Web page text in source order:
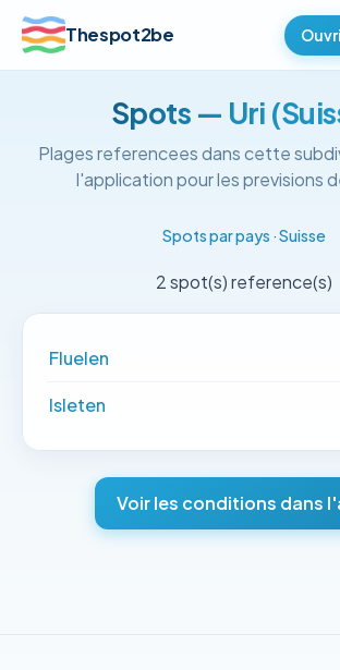
Thespot2be
Spots — Uri
Plages referencees dans cette
l'application pour les previsions
Spots par pays ·Suisse
2 spot(s) reference(s)
Fluelen
Isleten
Voir les conditions dans